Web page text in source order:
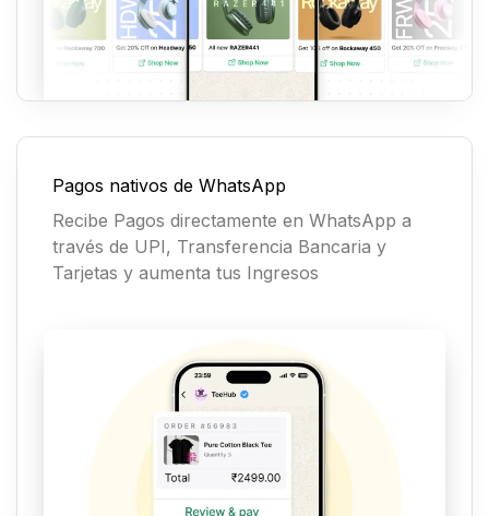
Pagos nativos de WhatsApp
Recibe Pagos directamente en WhatsApp a
través de UPI, Transferencia Bancaria y
Tarjetas y aumenta tus Ingresos